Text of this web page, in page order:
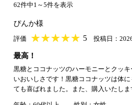
62件中1～5件を表示
ぴんか様
評価 ★★★★★
★★★★★ 5 投稿日：
最高！
黒糖とココナッツのハーモニーとクッ
いおいしさです！黒糖ココナッツは体
ても喜ばれました。また、購入いたしま